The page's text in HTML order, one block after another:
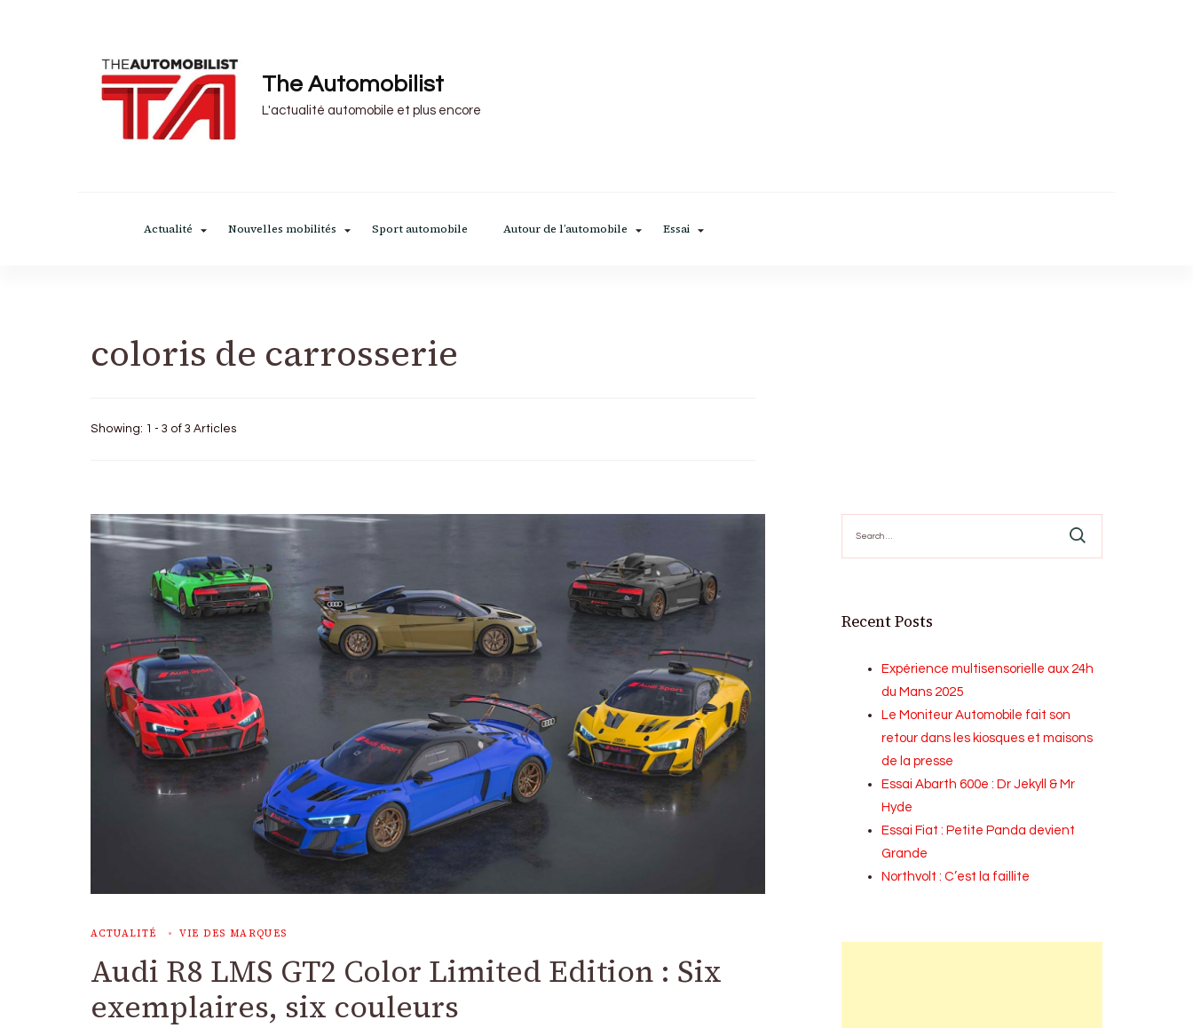
The Automobilist
L'actualité automobile et plus encore
Actualité Nouvelles mobilités Sport automobile Autour de l’automobile Essai
coloris de carrosserie
Showing: 1 - 3 of 3 Articles
ACTUALITÉ VIE DES MARQUES
Audi R8 LMS GT2 Color Limited Edition : Six
exemplaires, six couleurs
for:
Recent Posts
Expérience multisensorielle aux 24h
du Mans 2025
Le Moniteur Automobile fait son
retour dans les kiosques et maisons
de la presse
Essai Abarth 600e : Dr Jekyll & Mr
Hyde
Essai Fiat : Petite Panda devient
Grande
Northvolt : C’est la faillite